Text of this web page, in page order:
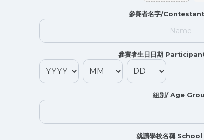
參賽者名字/
參賽者生日日期
組別/ Age
就讀學校名稱